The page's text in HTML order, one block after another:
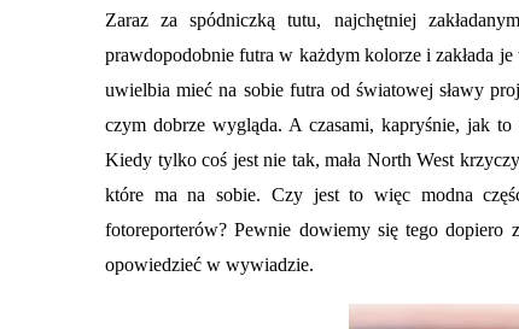
Zaraz za spódniczką tutu, najchętniej
prawdopodobnie futra w każdym kolorze i zakłada
uwielbia mieć na sobie futra od światowej sławy
czym dobrze wygląda. A czasami, kapryśnie, jak
Kiedy tylko coś jest nie tak, mała North West
które ma na sobie. Czy jest to więc modna
fotoreporterów? Pewnie dowiemy się tego
opowiedzieć w wywiadzie.